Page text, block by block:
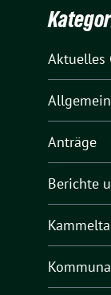
Aktuelles
Allgemein
Anträge
Berichte